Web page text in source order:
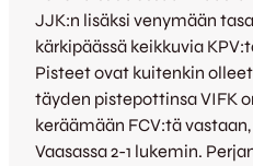
JJK:n lisäksi venymään
kärkipäässä keikkuvia
Pisteet ovat kuitenkin
täyden pistepottinsa VIFK
keräämään FCV:tä
Vaasassa 2-1 lukemin.